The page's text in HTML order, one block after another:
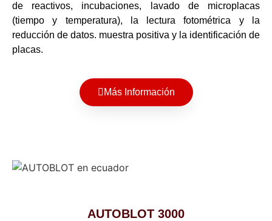
de reactivos, incubaciones, lavado de microplacas
(tiempo y temperatura), la lectura fotométrica y la
reducción de datos. muestra positiva y la identificación de
placas.
Más Información
AUTOBLOT 3000